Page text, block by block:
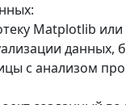
Matplotlib или
данных,
с анализом